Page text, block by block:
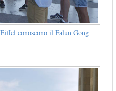
conoscono il Falun Gong